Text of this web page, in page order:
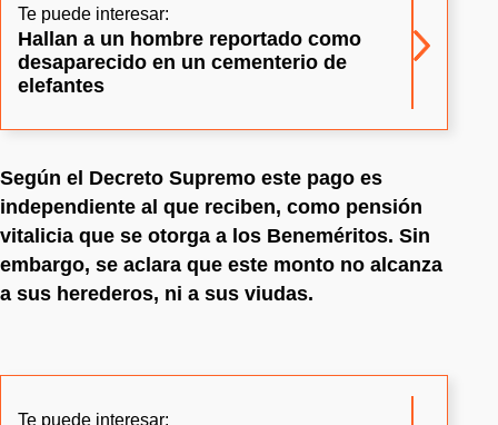
Te puede interesar:
Hallan a un hombre reportado como
desaparecido en un cementerio de
elefantes
Según el Decreto Supremo este pago es
independiente al que reciben, como pensión
vitalicia que se otorga a los Beneméritos. Sin
embargo, se aclara que este monto no alcanza
a sus herederos, ni a sus viudas.
Te puede interesar: